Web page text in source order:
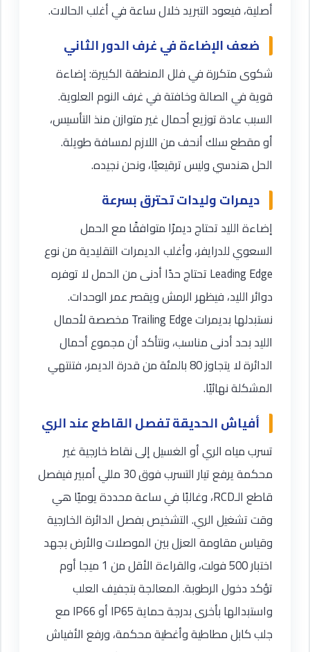
أصلية، فيعود التبريد خلال ساعة في أغلب الحالات.
ضعف الإضاءة في غرف الدور الثاني
شكوى متكررة في فلل المنطقة الكبيرة: إضاءة
قوية في الصالة وخافتة في غرف النوم العلوية.
السبب عادة توزيع أحمال غير متوازن منذ التأسيس،
أو مقطع سلك أنحف من اللازم لمسافة طويلة.
الحل هندسي وليس ترقيعيًا، ونحن نجيده.
ديمرات وليدات تحترق بسرعة
إضاءة الليد تحتاج ديمرًا متوافقًا مع الحمل
السعوي للدرايفر، وأغلب الديمرات التقليدية من نوع
Leading Edge تحتاج حدًا أدنى من الحمل لا توفره
دوائر الليد، فيظهر الرمش ويقصر عمر الوحدات.
نستبدلها بديمرات Trailing Edge مخصصة لأحمال
الليد بحد أدنى مناسب، ونتأكد أن مجموع أحمال
الدائرة لا يتجاوز 80 بالمئة من قدرة الديمر، فتنتهي
المشكلة نهائيًا.
أفياش الحديقة تفصل القاطع عند الري
تسرب مياه الري أو الغسيل إلى نقاط خارجية غير
محكمة يرفع تيار التسرب فوق 30 مللي أمبير فيفصل
قاطع الـRCD، وغالبًا في ساعة محددة يوميًا هي
وقت تشغيل الري. التشخيص بفصل الدائرة الخارجية
وقياس مقاومة العزل بين الموصلات والأرض بجهد
اختبار 500 فولت، والقراءة الأقل من 1 ميجا أوم
تؤكد دخول الرطوبة. المعالجة بتجفيف العلب
واستبدالها بأخرى بدرجة حماية IP65 أو IP66 مع
جلب كابل مطاطية وأغطية محكمة، ورفع الأفياش